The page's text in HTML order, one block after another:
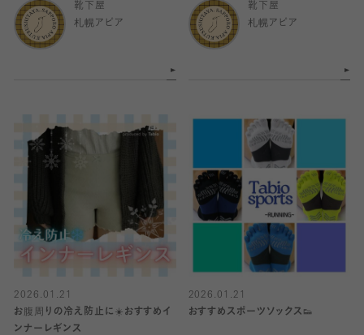
靴下屋
札幌アピア
靴下屋
札幌アピア
2026.01.21
お腹周りの冷え防止に☀️おすすめイ
ンナーレギンス
2026.01.21
おすすめスポーツソックス👟